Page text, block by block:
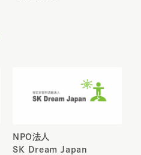
NPO法人
SK Dream Japan